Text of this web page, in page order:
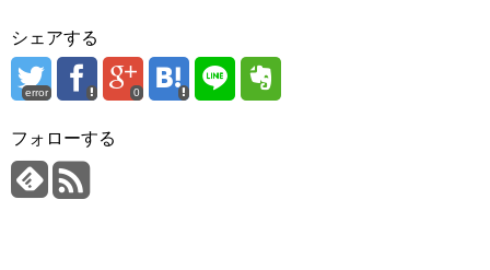
シェアする
error 0
フォローする